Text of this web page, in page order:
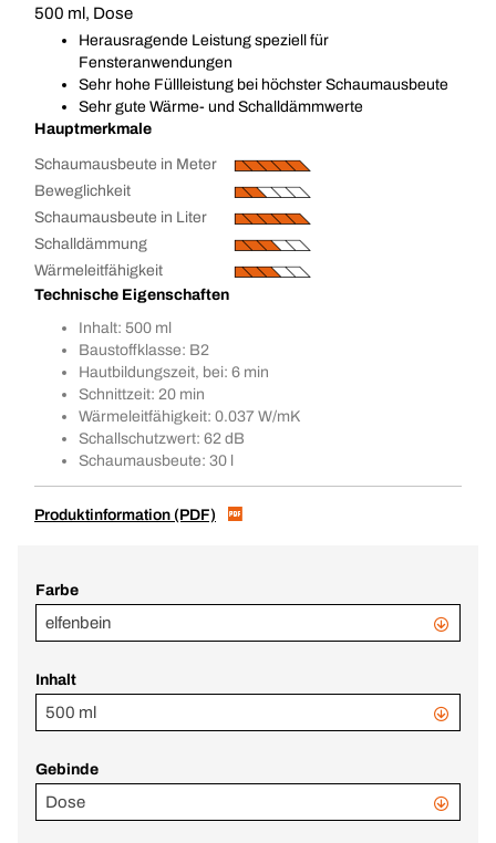
500 ml, Dose
Herausragende Leistung speziell für
Fensteranwendungen
Sehr hohe Füllleistung bei höchster Schaumausbeute
Sehr gute Wärme- und Schalldämmwerte
Hauptmerkmale
Schaumausbeute in Meter
Beweglichkeit
Schaumausbeute in Liter
Schalldämmung
Wärmeleitfähigkeit
Technische Eigenschaften
Inhalt: 500 ml
Baustoffklasse: B2
Hautbildungszeit, bei: 6 min
Schnittzeit: 20 min
Wärmeleitfähigkeit: 0.037 W/mK
Schallschutzwert: 62 dB
Schaumausbeute: 30 l
Produktinformation (PDF)
Farbe
elfenbein
Inhalt
500 ml
Gebinde
Dose